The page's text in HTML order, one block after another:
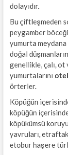
dolayıdır.
Bu çiftleşmeden
peygamber
yumurta
doğal
genellikle, çalı, ot
yumurtalarını
örterler.
Köpüğün
köpüğün
köpükümsü
yavruları,
etobur haşere